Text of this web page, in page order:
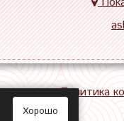
связь Политика
Хорошо